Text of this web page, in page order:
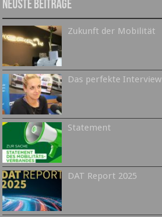
Neuste Beiträge
Zukunft der Mobilität
Das perfekte Interview
Statement
DAT Report 2025